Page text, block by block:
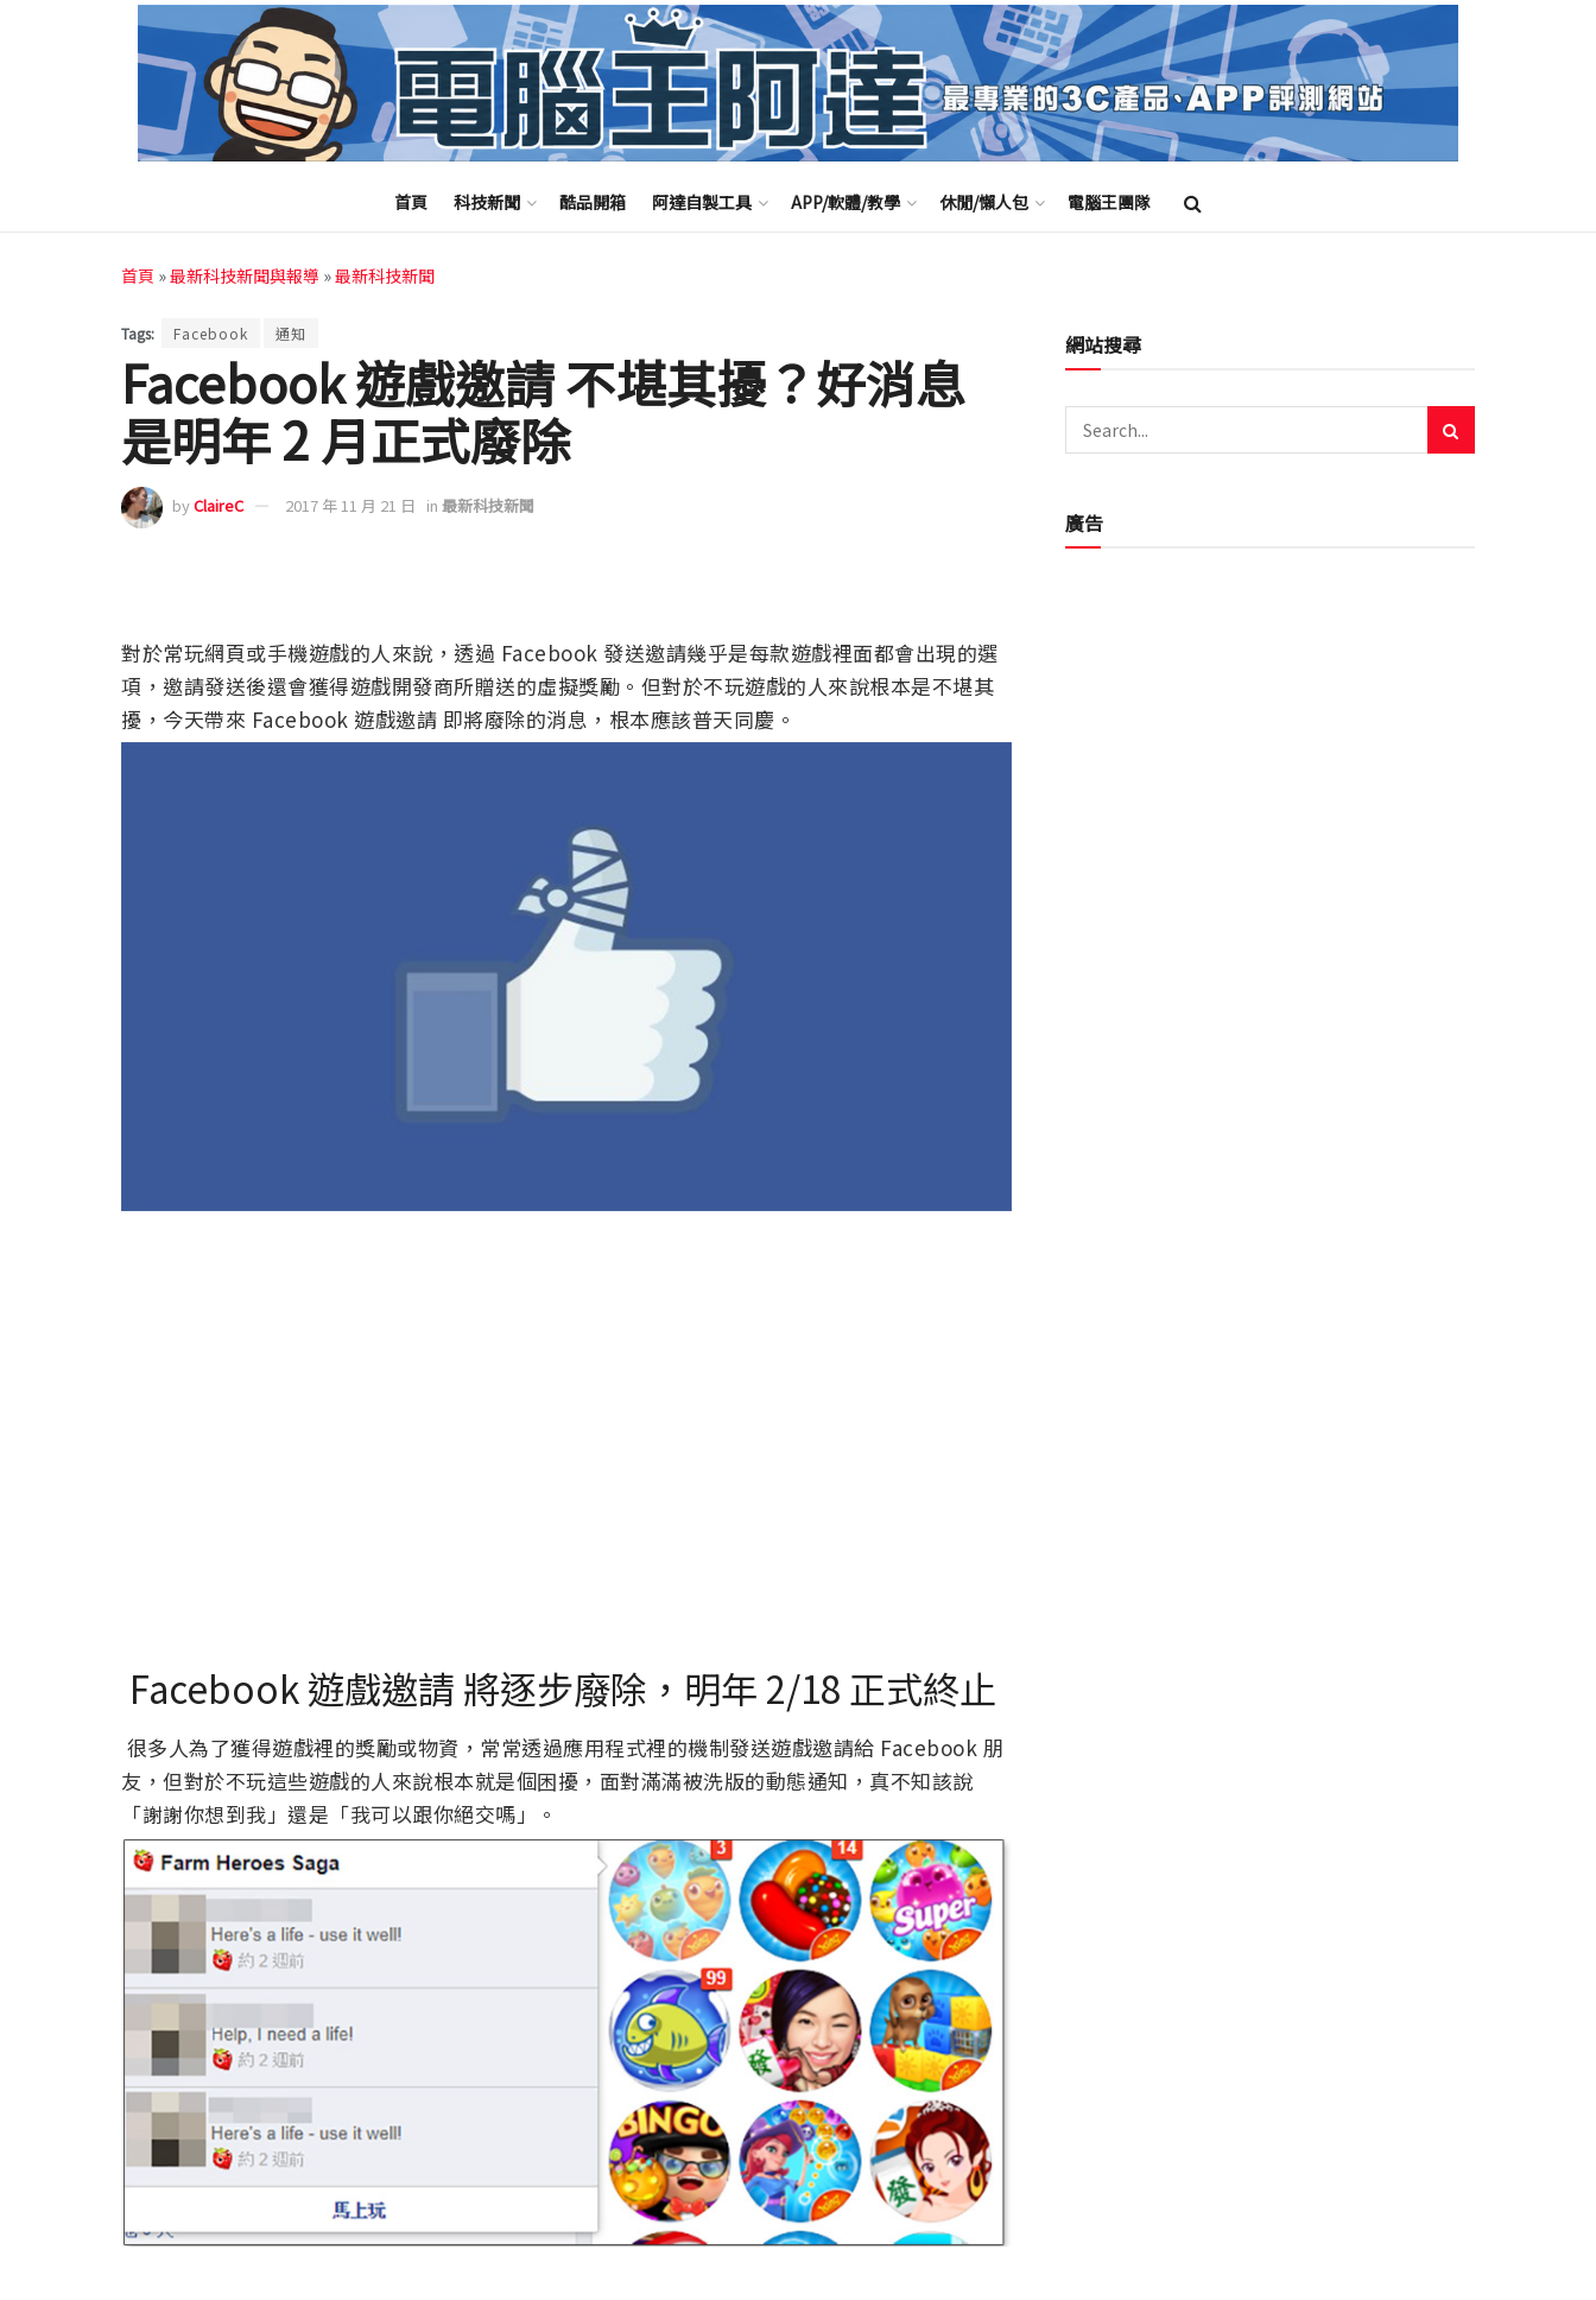
首頁 科技新聞 酷品開箱 阿達自製工具 APP/軟體/教學 休閒/懶人包 電腦王團隊
首頁 »最新科技新聞與報導 »最新科技新聞
Tags: Facebook 通知
Facebook 遊戲邀請 不堪其擾？好消息
是明年 2 月正式廢除
byClaireC 2017 年 11 月 21 日 in 最新科技新聞
對於常玩網頁或手機遊戲的人來說，透過 Facebook 發送邀請幾乎是每款遊戲裡面都會出現的選
項，邀請發送後還會獲得遊戲開發商所贈送的虛擬獎勵。但對於不玩遊戲的人來說根本是不堪其
擾，今天帶來 Facebook 遊戲邀請 即將廢除的消息，根本應該普天同慶。
Facebook 遊戲邀請 將逐步廢除，明年 2/18 正式終止
很多人為了獲得遊戲裡的獎勵或物資，常常透過應用程式裡的機制發送遊戲邀請給 Facebook 朋
友，但對於不玩這些遊戲的人來說根本就是個困擾，面對滿滿被洗版的動態通知，真不知該說
「謝謝你想到我」還是「我可以跟你絕交嗎」。
網站搜尋
廣告